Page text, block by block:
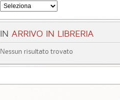
Categoria:
Romanzi
4.3 (1)
IN ARRIVO IN LIBRERIA
Nessun risultato trovato